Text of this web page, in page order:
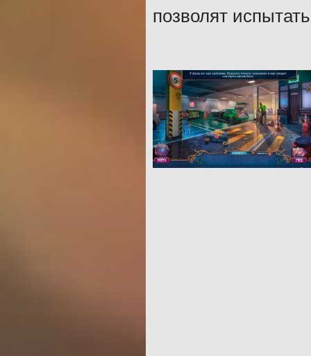
позволят